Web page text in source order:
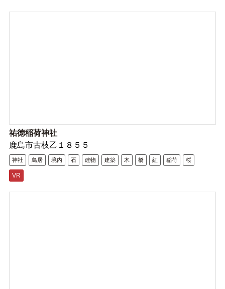
祐徳稲荷神社
鹿島市古枝乙１８５５
神社 鳥居 境内 石 建物 建築 木 橋 紅 稲荷 桜
VR